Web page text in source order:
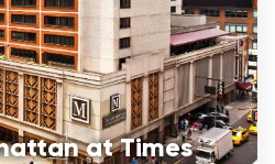
at Times